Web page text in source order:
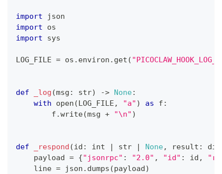
import json
import os
import sys
LOG_FILE = os . environ . get (
def _log (msg : str) -> None:
with
open (LOG_FILE , "a" ) as f :
        f
.write(msg + "\n" )
def _respond (id : int | str | None, result :
    payload
= {"jsonrpc" : "2.0" , "id" : id ,
    line
= json . dumps (payload)